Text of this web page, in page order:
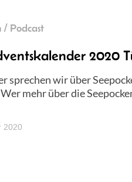
/ Podcast
2020
sprechen wir über
mehr über die
2020